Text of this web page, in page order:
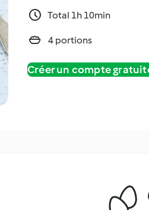
Total 1h 10min
4 portions
Créer un compte